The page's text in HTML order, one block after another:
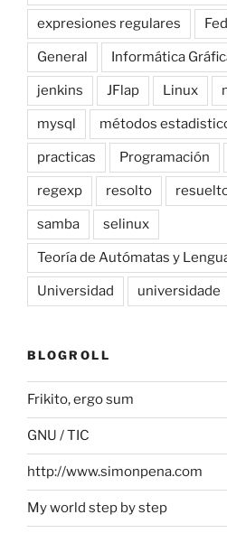
expresiones regulares
General Informática
jenkins JFlap Linux
mysql métodos
practicas Programación
regexp resolto
samba selinux
Teoría de Autómatas y
Universidad universidade
BLOGROLL
Frikito, ergo sum
GNU / TIC
http://www.simonpena.com
My world step by step